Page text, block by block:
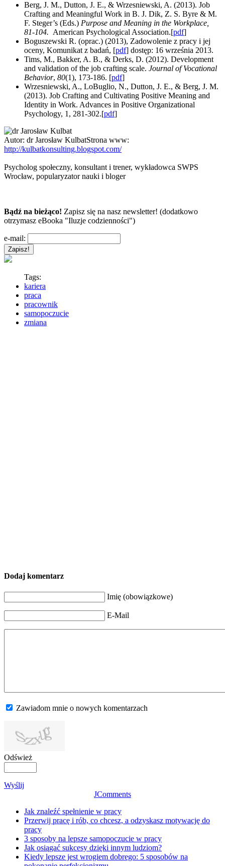
Berg, J. M., Dutton, J. E., & Wrzesniewski, A. (2013). Job
Crafting and Meaningful Work in B. J. Dik, Z. S. Byre & M.
F. Steger’s (Eds.) Purpose and Meaning in the Workplace,
81-104. American Psychological Association.[pdf]
Boguszewski R. (oprac.) (2013), Zadowolenie z pracy i jej
oceny, Komunikat z badań, [pdf] dostęp: 16 września 2013.
Tims, M., Bakker, A. B., & Derks, D. (2012). Development
and validation of the job crafting scale. Journal of Vocational
Behavior, 80(1), 173-186. [pdf]
Wrzesniewski, A., LoBuglio, N., Dutton, J. E., & Berg, J. M.
(2013). Job Crafting and Cultivating Positive Meaning and
Identity in Work. Advances in Positive Organizational
Psychology, 1, 281-302.[pdf]
Autor: dr Jarosław KulbatStrona www:
http://kulbatkonsulting.blogspot.com/
Psycholog społeczny, konsultant i trener, wykładowca SWPS
Wrocław, popularyzator nauki i bloger
Bądź na bieżąco! Zapisz się na nasz newsletter! (dodatkowo
otrzymasz eBooka "Iluzje codzienności")
e-mail:
Tags:
kariera
praca
pracownik
samopoczucie
zmiana
Dodaj komentarz
Imię (obowiązkowe)
E-Mail
Zawiadom mnie o nowych komentarzach
Odśwież
Wyślij
JComments
Jak znaleźć spełnienie w pracy
Przerwij pracę i rób, co chcesz, a odzyskasz motywację do
pracy
3 sposoby na lepsze samopoczucie w pracy
Jak osiągać sukcesy dzięki innym ludziom?
Kiedy lepsze jest wrogiem dobrego: 5 sposobów na